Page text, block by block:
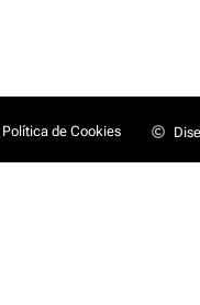
Política de Cookies